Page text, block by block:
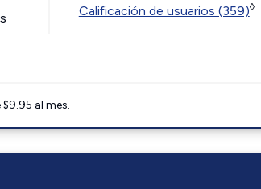
Calificación de usuarios (359)◊
al mes.